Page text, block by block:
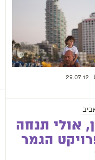
29.07.12
אולי תנחה
הגמר